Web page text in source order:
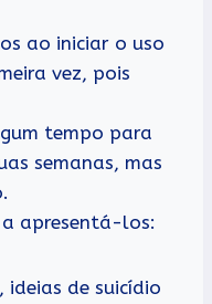
ao iniciar o uso
vez, pois
tempo para
semanas, mas
a apresentá-los:
ideias de suicídio